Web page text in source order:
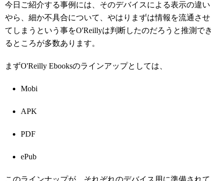
今日ご紹介する事例には、そのデバイスによる表示の違い
やら、細か不具合について、やはりまずは情報を流通させ
てしまうという事をO'Reillyは判断したのだろうと推測でき
るところが多数あります。
まずO'Reilly Ebooksのラインアップとしては、
Mobi
APK
PDF
ePub
このラインナップが、それぞれのデバイス用に準備されて